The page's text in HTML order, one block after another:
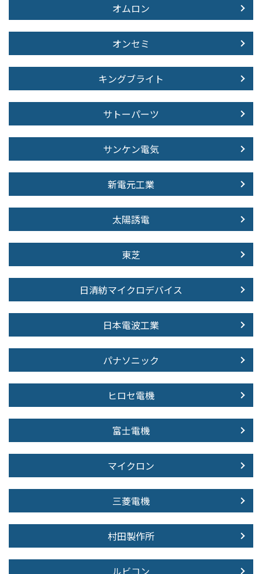
オムロン
オンセミ
キングブライト
サトーパーツ
サンケン電気
新電元工業
太陽誘電
東芝
日清紡マイクロデバイス
日本電波工業
パナソニック
ヒロセ電機
富士電機
マイクロン
三菱電機
村田製作所
ルビコン